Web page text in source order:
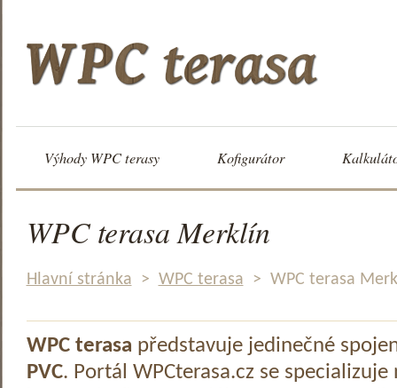
Výhody WPC terasy Kofigurátor
WPC terasa Merklín
Hlavní stránka > WPC terasa > WPC terasa
WPC terasa představuje jedinečné
PVC. Portál WPCterasa.cz se specializuje